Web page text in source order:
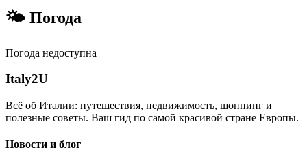
🌤 Погода
Погода недоступна
Italy2U
Всё об Италии: путешествия, недвижимость, шоппинг и
полезные советы. Ваш гид по самой красивой стране Европы.
Новости и блог